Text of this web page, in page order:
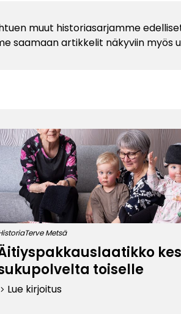
muut historiasarjamme
saamaan artikkelit näkyviin myös
Terve Metsä
toiselle
keyboard_arrow_right Lue kirjoitus